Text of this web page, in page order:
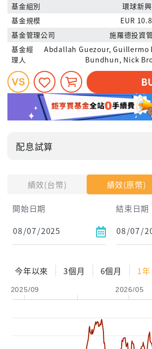
績效(台幣) 績效(原幣)
開始日期
結束日期
今年以來 3個月 6個月 1年
2025/09 2026/05
基金組別
環球新
基金規模
EUR
基金管理公司
施羅德投資
基金經
理人
Abdallah Guezour, Guillermo
Bundhun, Nick
配息試算
試算區間
1年
2年
配息金額